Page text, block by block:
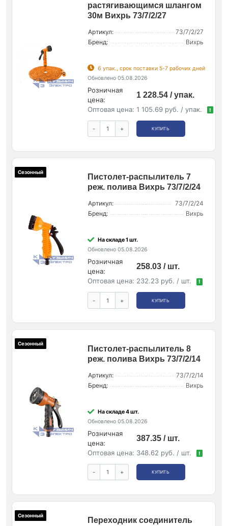
растягивающимся шлангом
30м Вихрь 73/7/2/27
Артикул:
73/7/2/27
Бренд:
Вихрь
6 упак., срок поставки 5-7 рабочих дней
Обновлено 05.08.2026
Розничная
цена:
1 228.54 / упак.
Оптовая цена: 1 105.69 руб. / упак. !
- + КУПИТЬ
Сезонный
Пистолет-распылитель 7
реж. полива Вихрь 73/7/2/24
Артикул:
73/7/2/24
Бренд:
Вихрь
На складе 1 шт.
Обновлено 05.08.2026
Розничная
цена:
258.03 / шт.
Оптовая цена: 232.23 руб. / шт. !
- + КУПИТЬ
Сезонный
Пистолет-распылитель 8
реж. полива Вихрь 73/7/2/14
Артикул:
73/7/2/14
Бренд:
Вихрь
На складе 4 шт.
Обновлено 05.08.2026
Розничная
цена:
387.35 / шт.
Оптовая цена: 348.62 руб. / шт. !
- + КУПИТЬ
Сезонный
Переходник соединитель